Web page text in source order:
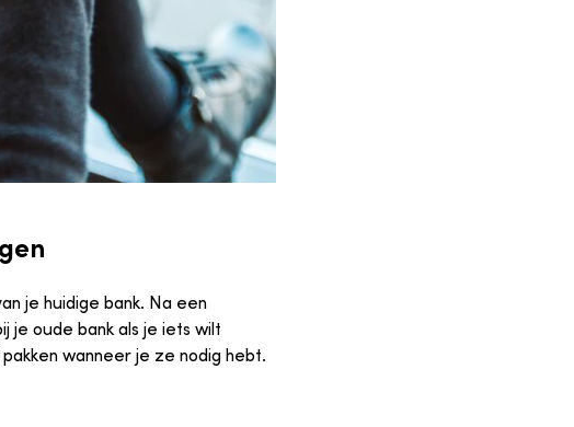
je huidige bank. Na een
je oude bank als je iets wilt
wanneer je ze nodig hebt.